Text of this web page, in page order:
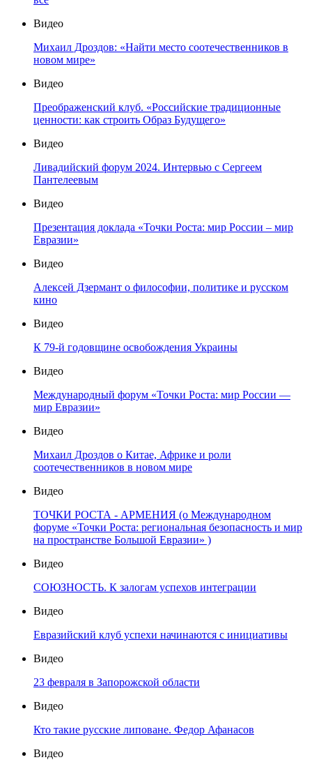
Видео
Михаил Дроздов: «Найти место соотечественников в
новом мире»
Видео
Преображенский клуб. «Российские традиционные
ценности: как строить Образ Будущего»
Видео
Ливадийский форум 2024. Интервью с Сергеем
Пантелеевым
Видео
Презентация доклада «Точки Роста: мир России – мир
Евразии»
Видео
Алексей Дзермант о философии, политике и русском
кино
Видео
К 79-й годовщине освобождения Украины
Видео
Международный форум «Точки Роста: мир России —
мир Евразии»
Видео
Михаил Дроздов о Китае, Африке и роли
соотечественников в новом мире
Видео
ТОЧКИ РОСТА - АРМЕНИЯ (о Международном
форуме «Точки Роста: региональная безопасность и мир
на пространстве Большой Евразии» )
Видео
СОЮЗНОСТЬ. К залогам успехов интеграции
Видео
Евразийский клуб успехи начинаются с инициативы
Видео
23 февраля в Запорожской области
Видео
Кто такие русские липоване. Федор Афанасов
Видео